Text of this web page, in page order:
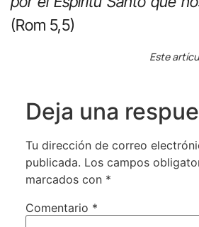
(Rom 5,5)
Este
Deja una
Tu dirección de correo
publicada. Los campos
marcados con *
Comentario *